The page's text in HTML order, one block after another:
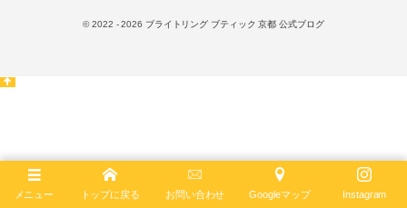
© 2022 - 2026 ブライトリング ブティック 京都 公式ブログ
メニュー トップに戻る お問い合わせ Googleマップ Instagram